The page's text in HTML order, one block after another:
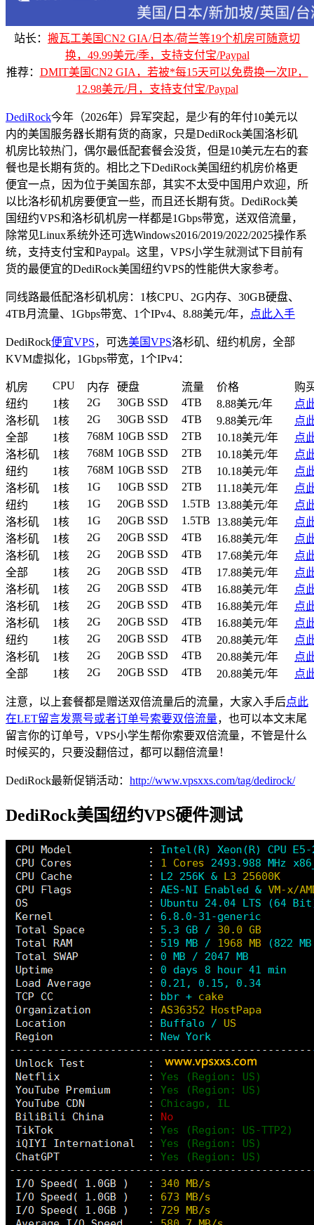
站长： 搬瓦工美国CN2 GIA/日本/荷兰等19个机房可随意切
换，49.99美元/季，支持支付宝/Paypal
推荐： DMIT美国CN2 GIA，若被*每15天可以免费换一次IP，
12.98美元/月，支持支付宝/Paypal
DediRock今年（2026年）异军突起，是少有的年付10美元以
内的美国服务器长期有货的商家，只是DediRock美国洛杉矶
机房比较热门，偶尔最低配套餐会没货，但是10美元左右的套
餐也是长期有货的。相比之下DediRock美国纽约机房价格更
便宜一点，因为位于美国东部，其实不太受中国用户欢迎，所
以比洛杉矶机房要便宜一些，而且还长期有货。DediRock美
国纽约VPS和洛杉矶机房一样都是1Gbps带宽，送双倍流量，
除常见Linux系统外还可选Windows2016/2019/2022/2025操作系
统，支持支付宝和Paypal。这里，VPS小学生就测试下目前有
货的最便宜的DediRock美国纽约VPS的性能供大家参考。
同线路最低配洛杉矶机房：1核CPU、2G内存、30GB硬盘、
4TB月流量、1Gbps带宽、1个IPv4、8.88美元/年，
点此入手
DediRock便宜VPS，可选美国VPS洛杉矶、纽约机房，全部
KVM虚拟化，1Gbps带宽，1个IPv4：
机房 CPU 内存 硬盘 流量 价格
购
纽约
1核 2G 30GB SSD 4TB 8.88美元/年
点
洛杉矶
1核 2G 30GB SSD 4TB 9.88美元/年
点
全部
1核 768M 10GB SSD 2TB 10.18美元/年
点
洛杉矶
1核 768M 10GB SSD 2TB 10.18美元/年
点
纽约
1核 768M 10GB SSD 2TB 10.18美元/年
点
洛杉矶
1核 1G 10GB SSD 2TB 11.18美元/年
点
纽约
1核 1G 20GB SSD 1.5TB 13.88美元/年
点
洛杉矶
1核 1G 20GB SSD 1.5TB 13.88美元/年
点
洛杉矶
1核 2G 20GB SSD 4TB 16.88美元/年
点
洛杉矶
1核 2G 20GB SSD 4TB 17.68美元/年
点
全部
1核 2G 20GB SSD 4TB 17.88美元/年
点
洛杉矶
1核 2G 20GB SSD 4TB 16.88美元/年
点
洛杉矶
1核 2G 20GB SSD 4TB 16.88美元/年
点
洛杉矶
1核 2G 20GB SSD 4TB 16.88美元/年
点
纽约
1核 2G 20GB SSD 4TB 20.88美元/年
点
洛杉矶
1核 2G 20GB SSD 4TB 20.88美元/年
点
全部
1核 2G 20GB SSD 4TB 20.88美元/年 点
注意，以上套餐都是赠送双倍流量后的流量，大家入手后点此
在LET留言发票号或者订单号索要双倍流量，也可以本文末尾
留言你的订单号，VPS小学生帮你索要双倍流量，不管是什么
时候买的，只要没翻倍过，都可以翻倍流量！
DediRock最新促销活动： http://www.vpsxxs.com/tag/dedirock/
DediRock美国纽约VPS硬件测试